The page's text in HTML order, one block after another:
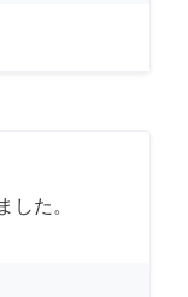
した。